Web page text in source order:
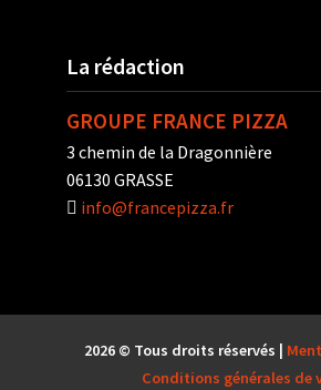
La rédaction
GROUPE FRANCE PIZZA
3 chemin de la Dragonnière
06130 GRASSE
info@francepizza.fr
2026 © Tous droits réservés |
Conditions générales de